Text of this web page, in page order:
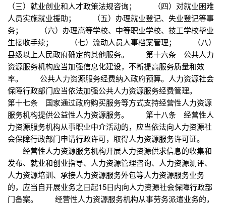
（三）就业创业和人才政策法规咨询； （四）对就业困难
人员实施就业援助； （五）办理就业登记、失业登记等事
务； （六）办理高等学校、中等职业学校、技工学校毕业
生接收手续； （七）流动人员人事档案管理； （八）
县级以上人民政府确定的其他服务。 第十六条 公共人力
资源服务机构应当加强信息化建设，不断提高服务质量和效
率。 公共人力资源服务经费纳入政府预算。人力资源社会
保障行政部门应当依法加强公共人力资源服务经费管理。
第十七条 国家通过政府购买服务等方式支持经营性人力资源
服务机构提供公益性人力资源服务。 第十八条 经营性人
力资源服务机构从事职业中介活动的，应当依法向人力资源社
会保障行政部门申请行政许可，取得人力资源服务许可证。
经营性人力资源服务机构开展人力资源供求信息的收集和
发布、就业和创业指导、人力资源管理咨询、人力资源测评、
人力资源培训、承接人力资源服务外包等人力资源服务业务
的，应当自开展业务之日起15日内向人力资源社会保障行政部
门备案。 经营性人力资源服务机构从事劳务派遣业务的，